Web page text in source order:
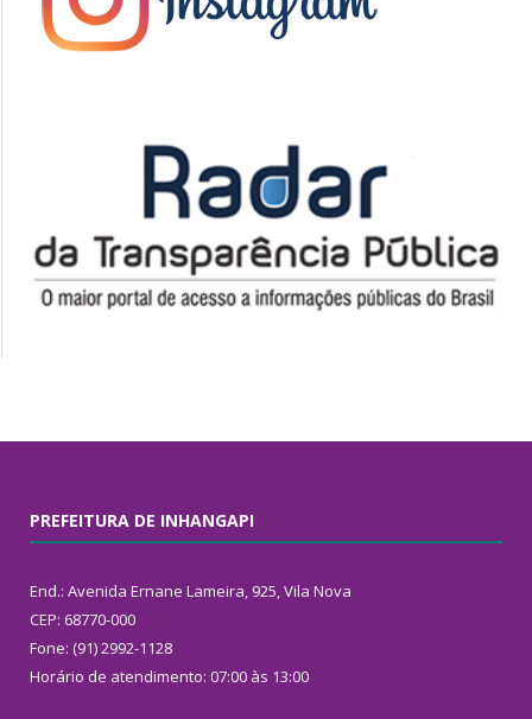
PREFEITURA DE INHANGAPI
End.: Avenida Ernane Lameira, 925, Vila Nova
CEP: 68770-000
Fone: (91) 2992-1128
Horário de atendimento: 07:00 às 13:00